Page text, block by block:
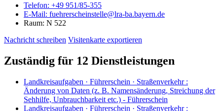
Telefon: +49 951/85-355
E-Mail: fuehrerscheinstelle@lra-ba.bayern.de
Raum: N 522
Nachricht schreiben Visitenkarte exportieren
Zuständig für 12 Dienstleistungen
Landkreisaufgaben · Führerschein · Straßenverkehr :
Änderung von Daten (z. B. Namensänderung, Streichung der
Sehhilfe, Unbrauchbarkeit etc.) - Führerschein
Landkreisaufgaben · Führerschein · Straßenverkehr :